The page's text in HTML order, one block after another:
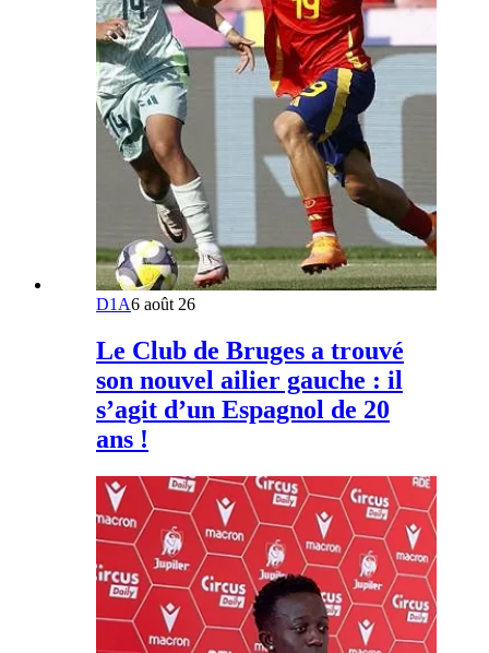
D1A6 août 26
Le Club de Bruges a trouvé
son nouvel ailier gauche : il
s’agit d’un Espagnol de 20
ans !